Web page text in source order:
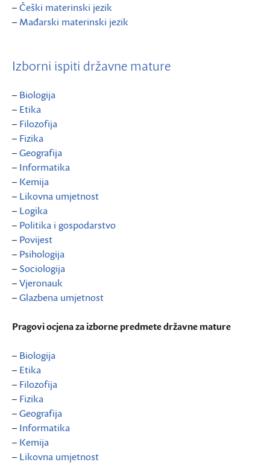
–Češki materinski jezik
– Mađarski materinski jezik
Izborni ispiti državne mature
– Biologija
– Etika
– Filozofija
– Fizika
–Geografija
– Informatika
– Kemija
– Likovna umjetnost
– Logika
– Politika i gospodarstvo
– Povijest
– Psihologija
–Sociologija
–Vjeronauk
–Glazbena umjetnost
Pragovi ocjena za izborne predmete državne mature
– Biologija
– Etika
– Filozofija
– Fizika
–Geografija
– Informatika
– Kemija
– Likovna umjetnost